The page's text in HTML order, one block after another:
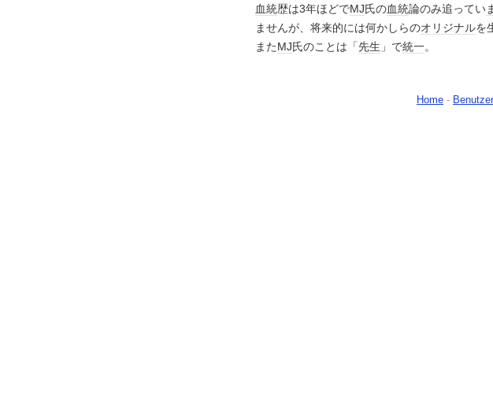
血統歴は3年ほどでMJ氏の血統論のみ追ってい
ませんが、将来的には何かしらのオリジナルを
またMJ氏のことは「先生 」で統一。
Home -